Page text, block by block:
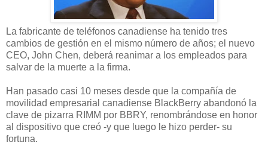
La fabricante de teléfonos canadiense ha tenido tres
cambios de gestión en el mismo número de años; el nuevo
CEO, John Chen, deberá reanimar a los empleados para
salvar de la muerte a la firma.
Han pasado casi 10 meses desde que la compañía de
movilidad empresarial canadiense BlackBerry abandonó la
clave de pizarra RIMM por BBRY, renombrándose en honor
al dispositivo que creó -y que luego le hizo perder- su
fortuna.